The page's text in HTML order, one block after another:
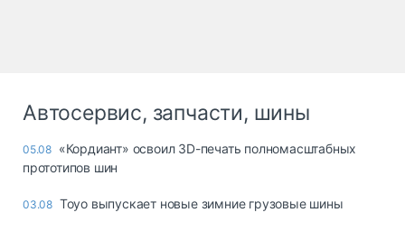
Автосервис, запчасти, шины
05.08 «Кордиант» освоил 3D-печать полномасштабных
прототипов шин
03.08 Toyo выпускает новые зимние грузовые шины